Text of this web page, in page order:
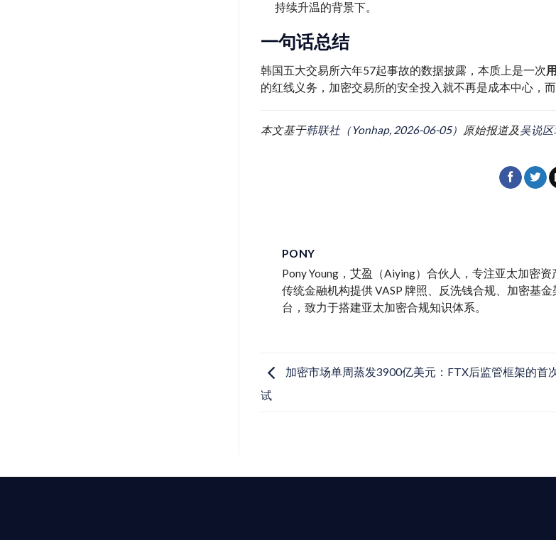
持续升温的背景下。
一句话总结
韩国五大交易所六年57起事故的数据披露，本质上是一次
的红线义务，加密交易所的安全投入就不再是成本中心，
本文基于韩联社（Yonhap, 2026-06-05） 原始报道及吴说区
PONY
Pony Young，艾盈（Aiying）合伙人，专注亚太加密
传统金融机构提供 VASP 牌照、反洗钱合规、加密基
台，致力于搭建亚太加密合规知识体系。
加密市场单周蒸发3900亿美元：FTX后监管框架的首
试